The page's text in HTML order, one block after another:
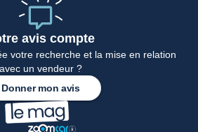
avis compte
votre recherche et la mise en relation
avec un vendeur ?
Donner mon avis